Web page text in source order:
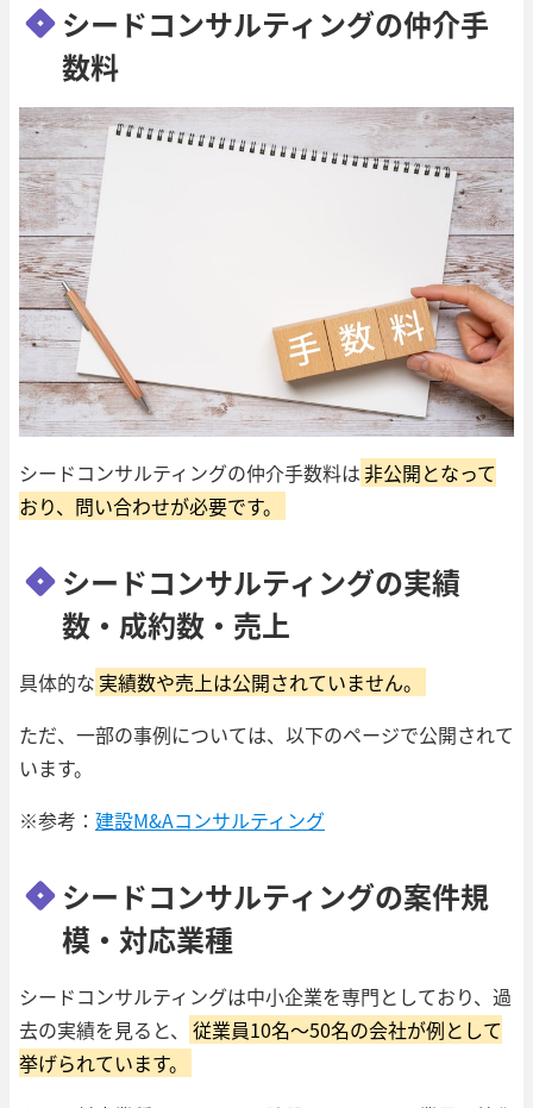
シードコンサルティングの仲介手
数料
シードコンサルティングの仲介手数料は非公開となって
おり、問い合わせが必要です。
シードコンサルティングの実績
数・成約数・売上
具体的な 実績数や売上は公開されていません。
ただ、一部の事例については、以下のページで公開されて
います。
※参考： 建設M&Aコンサルティング
シードコンサルティングの案件規
模・対応業種
シードコンサルティングは中小企業を専門としており、過
去の実績を見ると、 従業員10名〜50名の会社が例として
挙げられています。